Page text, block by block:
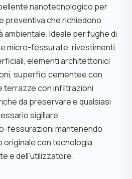
nanotecnologico per
preventiva che richiedono
Ideale per fughe di
micro-fessurate, rivestimenti
elementi architettonici
superfici cementee con
terrazze con infiltrazioni
da preservare e qualsiasi
sigillare
fessurazioni mantenendo
con tecnologia
e dell’utilizzatore.